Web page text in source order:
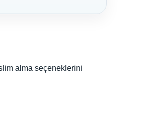
alma seçeneklerini